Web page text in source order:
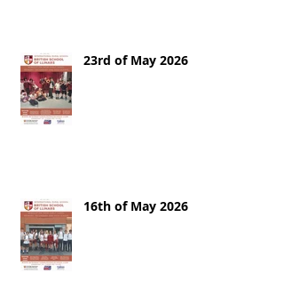
23rd of May 2026
16th of May 2026